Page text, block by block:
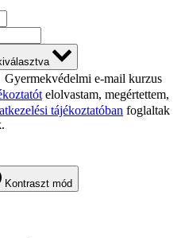
Gyermekvédelmi e-mail kurzus
elolvastam, megértettem,
tájékoztatóban foglaltak
Kontraszt mód